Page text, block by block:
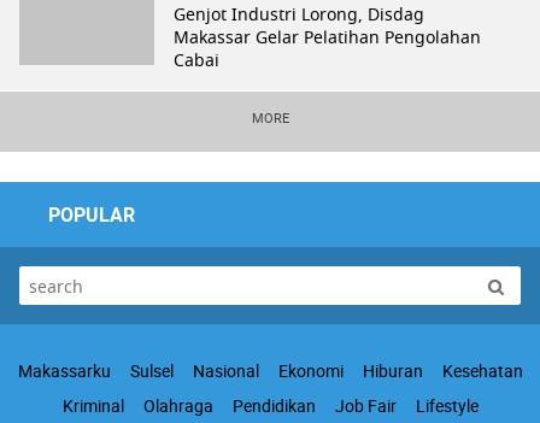
Genjot Industri Lorong, Disdag
Makassar Gelar Pelatihan Pengolahan
Cabai
MORE
POPULAR
Makassarku Sulsel Nasional Ekonomi Hiburan
Kesehatan
Kriminal
Olahraga Pendidikan Job Fair Lifestyle